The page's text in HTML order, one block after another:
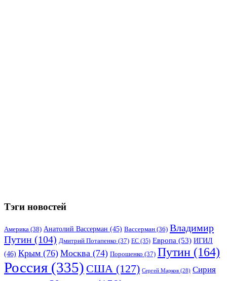
Тэги новостей
Америка (38) Анатолий Вассерман (45) Вассерман (36) Владимир
Путин (104) Дмитрий Потапенко (37) ЕС (35) Европа (53) ИГИЛ
(46) Крым (76) Москва (74) Порошенко (37) Путин (164)
Россия (335) США (127) Сергей Марков (28) Сирия